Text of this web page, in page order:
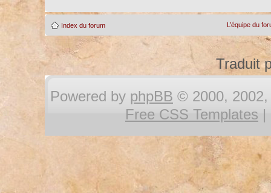
Index du forum L’équipe du
Traduit
Powered by phpBB © 2000, 2002,
Free CSS Templates |